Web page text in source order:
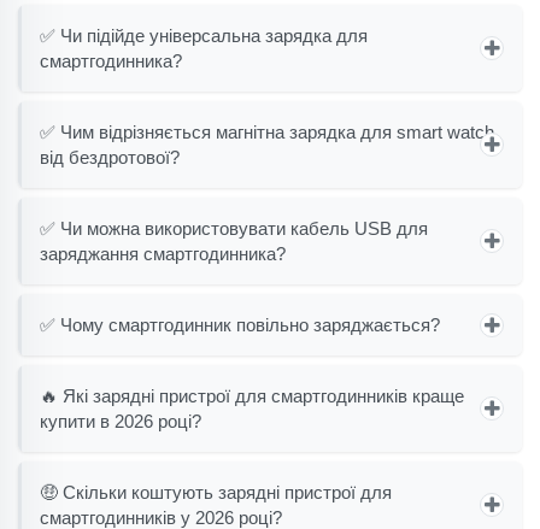
✅ Чи підійде універсальна зарядка для
смартгодинника?
✅ Чим відрізняється магнітна зарядка для smart watch
від бездротової?
✅ Чи можна використовувати кабель USB для
заряджання смартгодинника?
✅ Чому смартгодинник повільно заряджається?
🔥 Які зарядні пристрої для смартгодинників краще
купити в 2026 році?
🤑 Скільки коштують зарядні пристрої для
смартгодинників у 2026 році?